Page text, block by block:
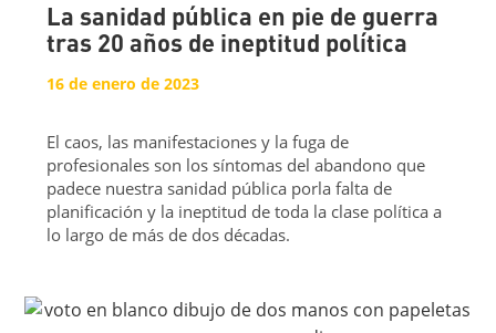
La sanidad pública en pie de guerra
tras 20 años de ineptitud política
16 de enero de 2023
El caos, las manifestaciones y la fuga de
profesionales son los síntomas del abandono que
padece nuestra sanidad pública porla falta de
planificación y la ineptitud de toda la clase política a
lo largo de más de dos décadas.